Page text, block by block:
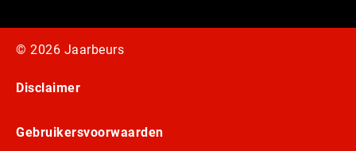
© 2026 Jaarbeurs
Disclaimer
Gebruikersvoorwaarden